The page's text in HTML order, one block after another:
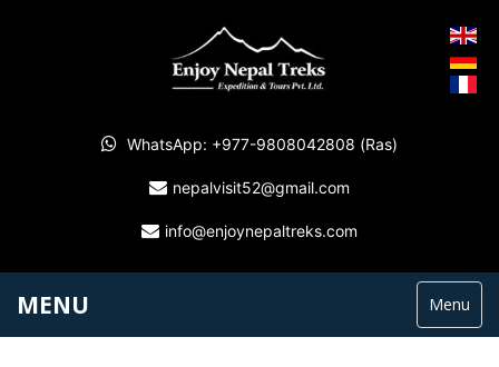
WhatsApp: +977-9808042808 (Ras)
nepalvisit52@gmail.com
info@enjoynepaltreks.com
MENU Menu